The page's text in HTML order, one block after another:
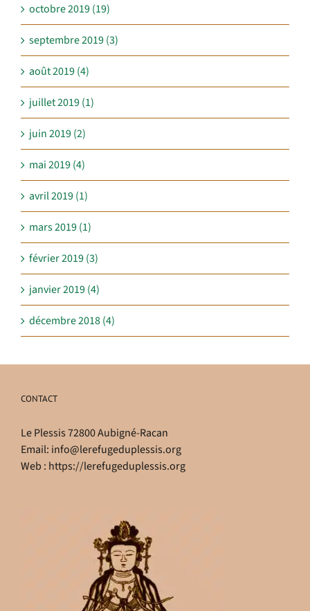
octobre 2019 (19)
septembre 2019 (3)
août 2019 (4)
juillet 2019 (1)
juin 2019 (2)
mai 2019 (4)
avril 2019 (1)
mars 2019 (1)
février 2019 (3)
janvier 2019 (4)
décembre 2018 (4)
CONTACT
Le Plessis 72800 Aubigné-Racan
Email: info@lerefugeduplessis.org
Web : https://lerefugeduplessis.org